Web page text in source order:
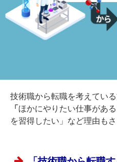
技術職から転職を考えてい
「 ほかにやりたい仕事があ
を習得したい」など理由も